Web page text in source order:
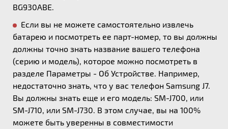
BG930ABE.
Если вы не можете самостоятельно извлечь
батарею и посмотреть ее парт-номер, то вы должны
должны точно знать название вашего телефона
(серию и модель), которое можно посмотреть в
разделе Параметры - Об Устройстве. Например,
недостаточно знать, что у вас телефон Samsung J7.
Вы должны знать еще и его модель: SM-J700, или
SM-J710, или SM-J730. В этом случае, вы на 100%
можете быть уверенны в совместимости